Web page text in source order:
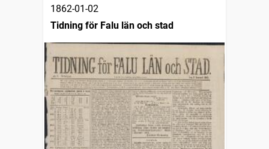
1862-01-02
Tidning för Falu län och stad